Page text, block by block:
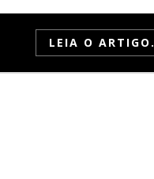
LEIA O ARTIGO.